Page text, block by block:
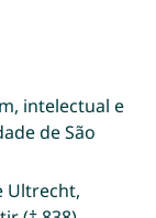
intelectual e
de São
Ultrecht,